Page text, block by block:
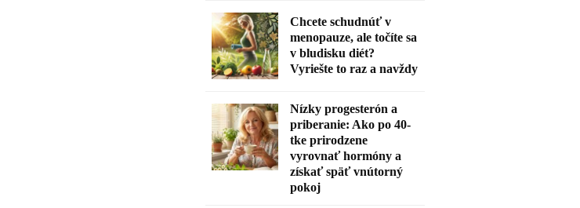
Chcete schudnúť v
menopauze, ale točíte sa
v bludisku diét?
Vyriešte to raz a navždy
Nízky progesterón a
priberanie: Ako po 40-
tke prirodzene
vyrovnať hormóny a
získať späť vnútorný
pokoj